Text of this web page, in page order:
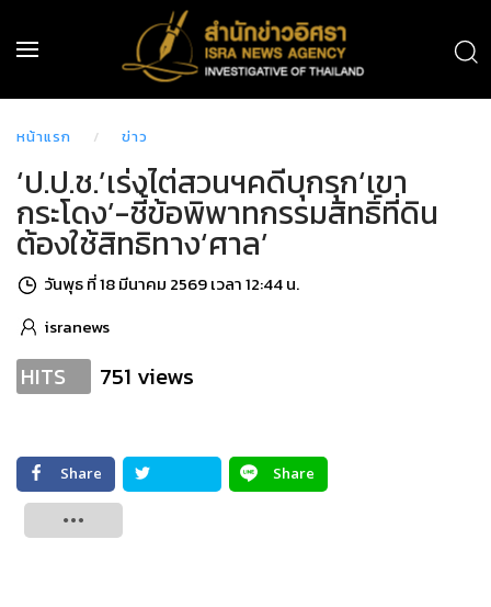
หน้าแรก ข่าว
‘ป.ป.ช.’เร่งไต่สวนฯคดีบุกรุก‘เขา
กระโดง’-ชี้ข้อพิพาทกรรมสิทธิ์ที่ดิน
ต้องใช้สิทธิทาง‘ศาล’
วันพุธ ที่ 18 มีนาคม 2569 เวลา 12:44 น.
isranews
HITS 751 views
Share
Share